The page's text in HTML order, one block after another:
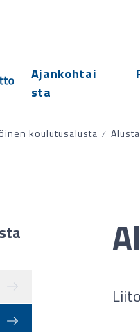
Ajankohtai
sta
koulutusalusta ⁄